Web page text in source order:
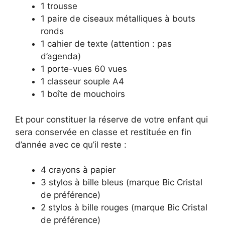
1 trousse
1 paire de ciseaux métalliques à bouts
ronds
1 cahier de texte (attention : pas
d’agenda)
1 porte-vues 60 vues
1 classeur souple A4
1 boîte de mouchoirs
Et pour constituer la réserve de votre enfant qui
sera conservée en classe et restituée en fin
d’année avec ce qu’il reste :
4 crayons à papier
3 stylos à bille bleus (marque Bic Cristal
de préférence)
2 stylos à bille rouges (marque Bic Cristal
de préférence)